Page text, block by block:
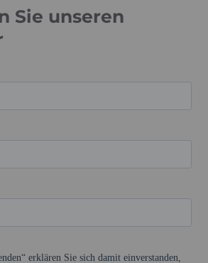
Sie unseren